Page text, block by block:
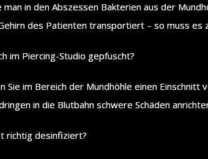
in den Abszessen Bakterien aus der
des Patienten transportiert – so muss es
im Piercing-Studio gepfuscht?
Sie im Bereich der Mundhöhle einen
in die Blutbahn schwere Schäden
richtig desinfiziert?